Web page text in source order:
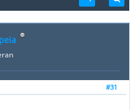
#31